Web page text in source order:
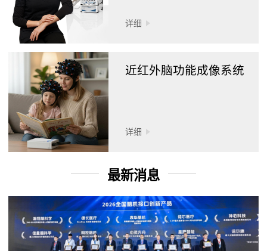
详细
近红外脑功能成像系统
详细
最新消息